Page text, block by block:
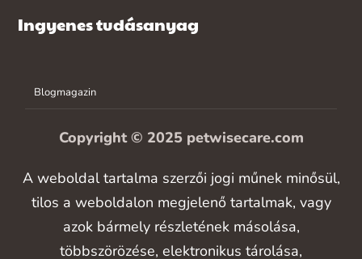
Ingyenes tudásanyag
Blogmagazin
Copyright © 2025 petwisecare.com
A weboldal tartalma szerzői jogi műnek minősül,
tilos a weboldalon megjelenő tartalmak, vagy
azok bármely részletének másolása,
többszörözése, elektronikus tárolása,